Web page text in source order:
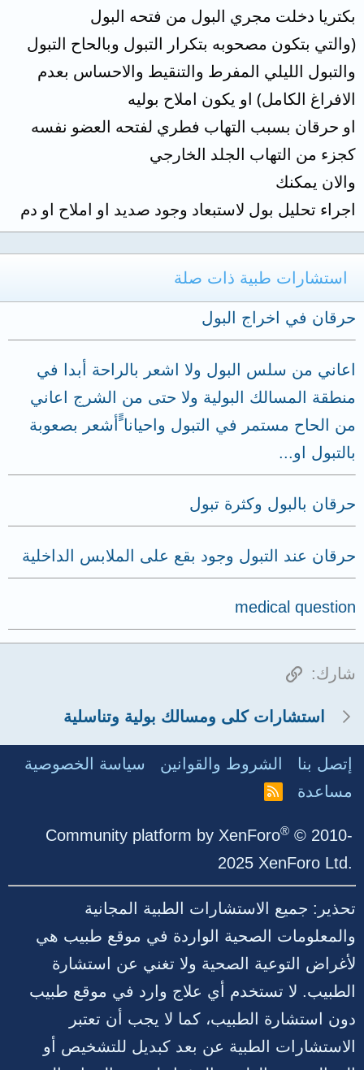
بكتريا دخلت مجري البول من فتحه البول
(والتي بتكون مصحوبه بتكرار التبول وبالحاح التبول
والتبول الليلي المفرط والتنقيط والاحساس بعدم
الافراغ الكامل) او يكون املاح بوليه
او حرقان بسبب التهاب فطري لفتحه العضو نفسه
كجزء من التهاب الجلد الخارجي
والان يمكنك
اجراء تحليل بول لاستبعاد وجود صديد او املاح او دم
استشارات طبية ذات صلة
حرقان في اخراج البول
اعاني من سلس البول ولا اشعر بالراحة أبدا في
منطقة المسالك البولية ولا حتى من الشرج اعاني
من الحاح مستمر في التبول واحيانا ًًأشعر بصعوبة
بالتبول او...
حرقان بالبول وكثرة تبول
حرقان عند التبول وجود بقع على الملابس الداخلية
medical question
شارك: الرابط
استشارات كلى ومسالك بولية وتناسلية
إتصل بنا الشروط والقوانين
سياسة الخصوصية
مساعدة
R
Community platform by XenForo® © 2010-
2025 XenForo Ltd.
تحذير: جميع الاستشارات الطبية المجانية
والمعلومات الصحية الواردة في موقع طبيب هي
لأغراض التوعية الصحية ولا تغني عن استشارة
الطبيب. لا تستخدم أي علاج وارد في موقع طبيب
دون استشارة الطبيب، كما لا يجب أن تعتبر
الاستشارات الطبية عن بعد كبديل للتشخيص أو